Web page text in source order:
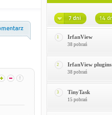
1 IrfanView
38 pobrań
2 IrfanView plugins
38 pobrań
3 TinyTask
15 pobrań